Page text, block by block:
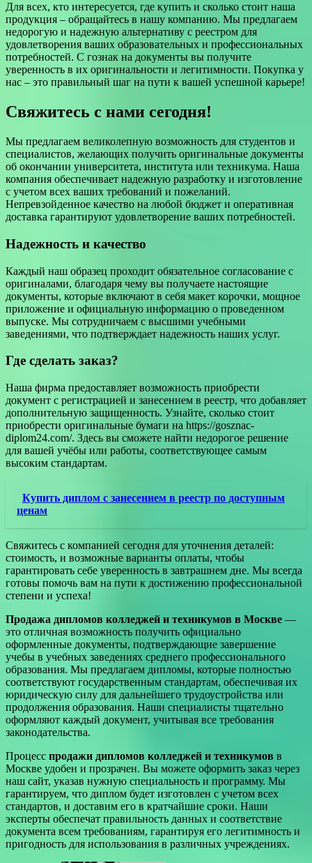
Для всех, кто интересуется, где купить и сколько стоит наша
продукция – обращайтесь в нашу компанию. Мы предлагаем
недорогую и надежную альтернативу с реестром для
удовлетворения ваших образовательных и профессиональных
потребностей. С гознак на документы вы получите
уверенность в их оригинальности и легитимности. Покупка у
нас – это правильный шаг на пути к вашей успешной карьере!
Свяжитесь с нами сегодня!
Мы предлагаем великолепную возможность для студентов и
специалистов, желающих получить оригинальные документы
об окончании университета, института или техникума. Наша
компания обеспечивает надежную разработку и изготовление
с учетом всех ваших требований и пожеланий.
Непревзойденное качество на любой бюджет и оперативная
доставка гарантируют удовлетворение ваших потребностей.
Надежность и качество
Каждый наш образец проходит обязательное согласование с
оригиналами, благодаря чему вы получаете настоящие
документы, которые включают в себя макет корочки, мощное
приложение и официальную информацию о проведенном
выпуске. Мы сотрудничаем с высшими учебными
заведениями, что подтверждает надежность наших услуг.
Где сделать заказ?
Наша фирма предоставляет возможность приобрести
документ с регистрацией и занесением в реестр, что добавляет
дополнительную защищенность. Узнайте, сколько стоит
приобрести оригинальные бумаги на https://gosznac-
diplom24.com/. Здесь вы сможете найти недорогое решение
для вашей учёбы или работы, соответствующее самым
высоким стандартам.
Купить диплом с занесением в реестр по доступным
ценам
Свяжитесь с компанией сегодня для уточнения деталей:
стоимость, и возможные варианты оплаты, чтобы
гарантировать себе уверенность в завтрашнем дне. Мы всегда
готовы помочь вам на пути к достижению профессиональной
степени и успеха!
Продажа дипломов колледжей и техникумов в Москве —
это отличная возможность получить официально
оформленные документы, подтверждающие завершение
учебы в учебных заведениях среднего профессионального
образования. Мы предлагаем дипломы, которые полностью
соответствуют государственным стандартам, обеспечивая их
юридическую силу для дальнейшего трудоустройства или
продолжения образования. Наши специалисты тщательно
оформляют каждый документ, учитывая все требования
законодательства.
Процесс продажи дипломов колледжей и техникумов в
Москве удобен и прозрачен. Вы можете оформить заказ через
наш сайт, указав нужную специальность и программу. Мы
гарантируем, что диплом будет изготовлен с учетом всех
стандартов, и доставим его в кратчайшие сроки. Наши
эксперты обеспечат правильность данных и соответствие
документа всем требованиям, гарантируя его легитимность и
пригодность для использования в различных учреждениях.